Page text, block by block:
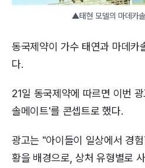
▲태현 모델의 마데카
동국제약이 가수 태연과 마데카
다.
21일 동국제약에 따르면 이번
솔메이트'를 콘셉트로 했다.
광고는 "아이들이 일상에서 경
황을 배경으로, 상처 유형별로